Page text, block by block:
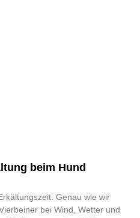
beim Hund
Genau wie wir
bei Wind, Wetter und